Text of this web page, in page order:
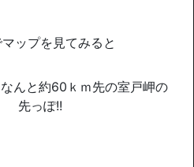
ップを見てみると
んと約60ｋｍ先の室戸岬の
先っぽ!!